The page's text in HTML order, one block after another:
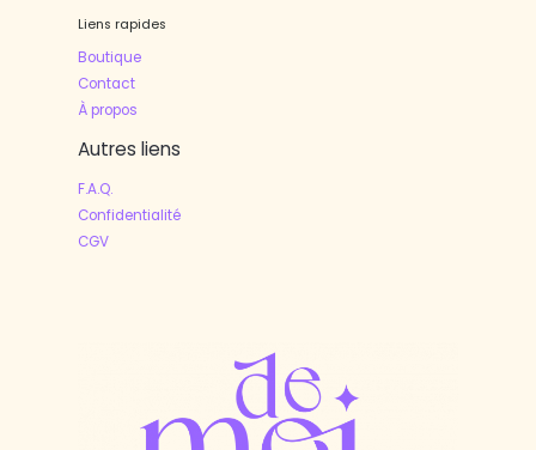
Liens rapides
Boutique
Contact
À propos
Autres liens
F.A.Q.
Confidentialité
CGV